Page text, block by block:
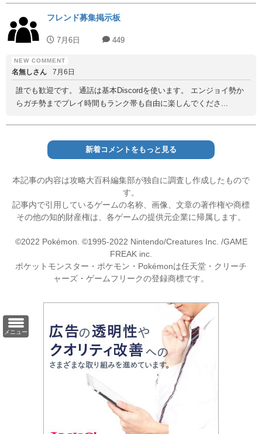
メニュー
フレンド募集掲示板
7月6日 449
名無しさん 7月6日
誰でも歓迎です。 通話は基本Discordを使います。 エンジョイ勢か
らガチ勢までプレイ時間もランク帯も自由に楽しんでくださ...
新着コメントをもっと見る
本記事の内容は攻略大百科編集部が独自に調査し作成したもので
す。
記事内で引用しているゲームの名称、画像、文章の著作権や商標
その他の知的財産権は、各ゲームの提供元企業に帰属します。
©2022 Pokémon. ©1995-2022 Nintendo/Creatures Inc. /GAME
FREAK inc.
ポケットモンスター・ポケモン・Pokémonは任天堂・クリーチ
ャーズ・ゲームフリークの登録商標です。